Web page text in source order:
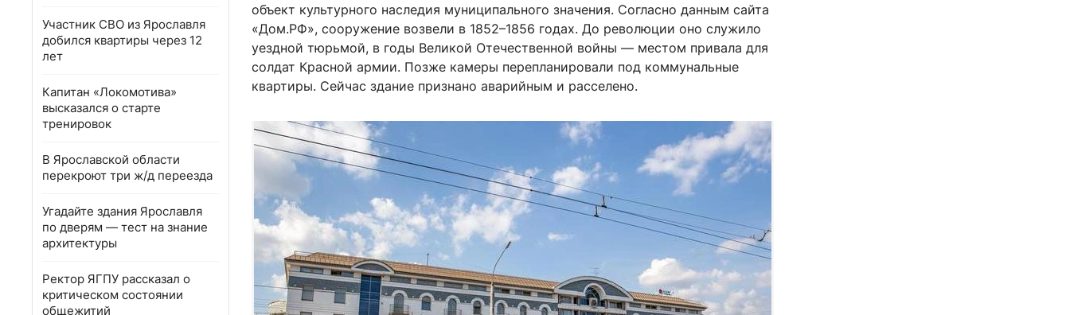
Участник СВО из Ярославля
добился квартиры через 12
лет
Капитан «Локомотива»
высказался о старте
тренировок
В Ярославской области
перекроют три ж/д переезда
Угадайте здания Ярославля
по дверям — тест на знание
архитектуры
Ректор ЯГПУ рассказал о
критическом состоянии
общежитий
объект культурного наследия муниципального значения. Согласно данным сайта
«Дом.РФ», сооружение возвели в 1852–1856 годах. До революции оно служило
уездной тюрьмой, в годы Великой Отечественной войны — местом привала для
солдат Красной армии. Позже камеры перепланировали под коммунальные
квартиры. Сейчас здание признано аварийным и расселено.